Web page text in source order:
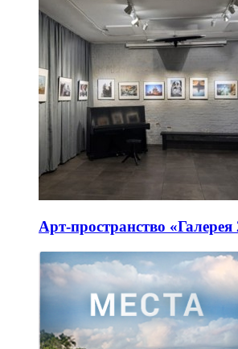
Арт-пространство «Галерея